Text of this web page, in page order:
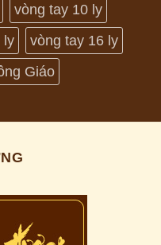
vòng tay 10 ly
ly
vòng tay 16 ly
Giáo